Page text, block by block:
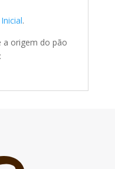
.
a origem do pão